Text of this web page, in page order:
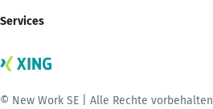
Services
© New Work SE | Alle Rechte vorbehalten